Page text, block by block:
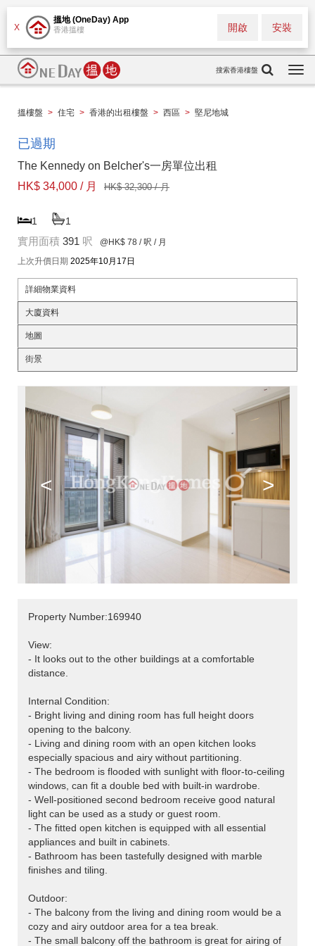
X
搵地 (OneDay) App
香港搵樓 安裝
開啟
搜索香港樓盤
搵樓盤 > 住宅 > 香港的出租樓盤 > 西區 > 堅尼地城
已過期
The Kennedy on Belcher's一房單位出租
HK$ 34,000 / 月
HK$ 32,300 / 月
1 1
實用面積 391 呎 @HK$ 78 / 呎 / 月
上次升價日期 2025年10月17日
詳細物業資料
大廈資料
地圖
街景
< >
Property Number:169940
View:
- It looks out to the other buildings at a comfortable
distance.
Internal Condition:
- Bright living and dining room has full height doors
opening to the balcony.
- Living and dining room with an open kitchen looks
especially spacious and airy without partitioning.
- The bedroom is flooded with sunlight with floor-to-ceiling
windows, can fit a double bed with built-in wardrobe.
- Well-positioned second bedroom receive good natural
light can be used as a study or guest room.
- The fitted open kitchen is equipped with all essential
appliances and built in cabinets.
- Bathroom has been tastefully designed with marble
finishes and tiling.
Outdoor:
- The balcony from the living and dining room would be a
cozy and airy outdoor area for a tea break.
- The small balcony off the bathroom is great for airing of